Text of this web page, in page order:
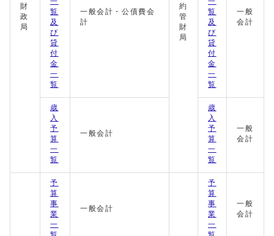
財
政
局
約
管
財
局
覧
及
び
貸
付
金
一
覧
一般会計・公債費会
計
覧
及
び
貸
付
金
一
覧
一般
会計
歳
入
予
算
一
覧
一般会計
歳
入
予
算
一
覧
一般
会計
予
算
事
業
一
一般会計
予
算
事
業
一
一般
会計